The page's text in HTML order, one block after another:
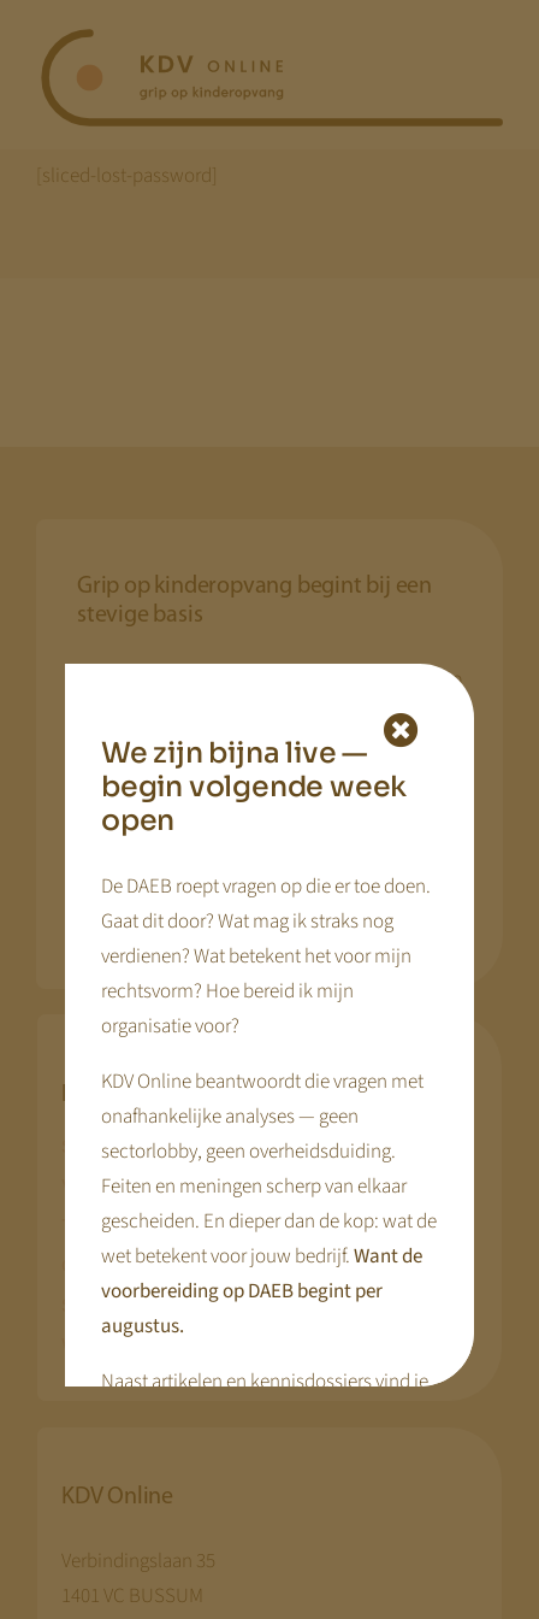
inhoud
[sliced-lost-password]
Grip op kinderopvang begint bij een
stevige basis
KDV Online helpt kinderopvangorganisaties grip
te houden op een sector die verandert.
Wij ondersteunen bij tariefbesluitvorming,
financiële onderbouwing en positionering
richting 2029. Zo ontstaat duidelijkheid en
vertrouwen — voor ondernemers, ouders en
bestuur.
Keuze & Advies
Strategische Positiescan
Vermogensstrategie richting 2029
Tariefstrategie & Onderbouwing
Ontwikkeling van niet-DAEB activiteiten
Structuur & governance
Waardebepaling & strategische opties
KDV Online
Verbindingslaan 35
1401 VC BUSSUM
We zijn bijna live —
begin volgende week
open
De DAEB roept vragen op die er toe doen.
Gaat dit door? Wat mag ik straks nog
verdienen? Wat betekent het voor mijn
rechtsvorm? Hoe bereid ik mijn
organisatie voor?
KDV Online beantwoordt die vragen met
onafhankelijke analyses — geen
sectorlobby, geen overheidsduiding.
Feiten en meningen scherp van elkaar
gescheiden. En dieper dan de kop: wat de
wet betekent voor jouw bedrijf.Want de
voorbereiding op DAEB begint per
augustus.
Naast artikelen en kennisdossiers vind je
Disclaimer:
pagina’s zijn al compleet.
begin augustus